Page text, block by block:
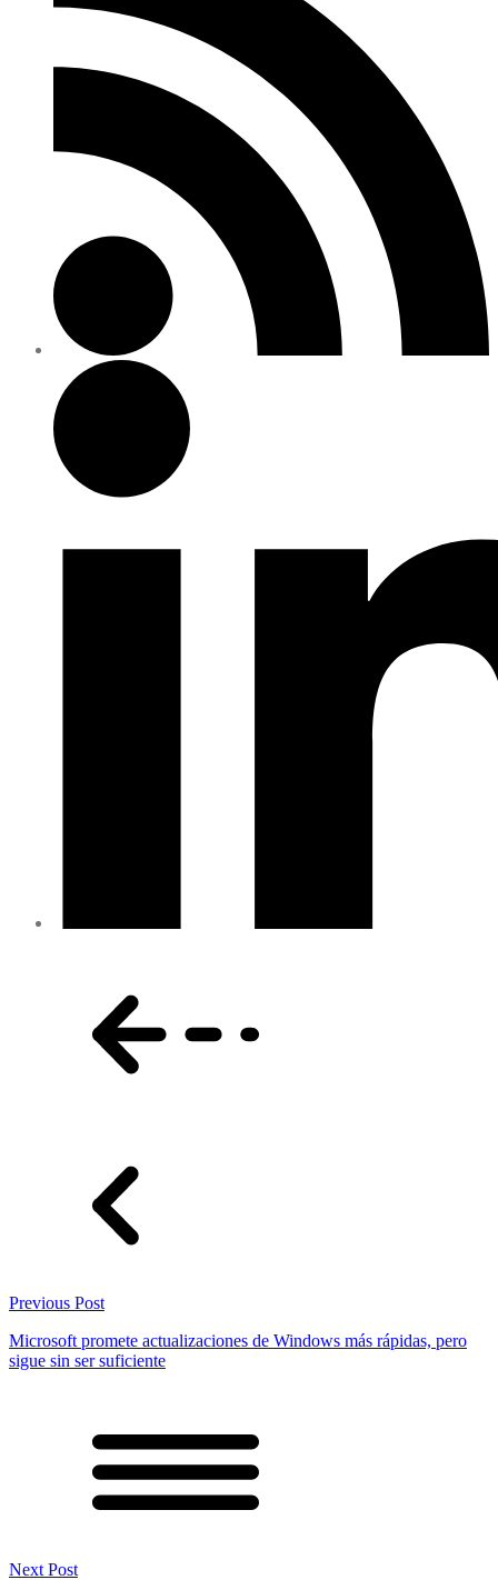
Previous Post
Microsoft promete actualizaciones de Windows más rápidas, pero
sigue sin ser suficiente
Next Post